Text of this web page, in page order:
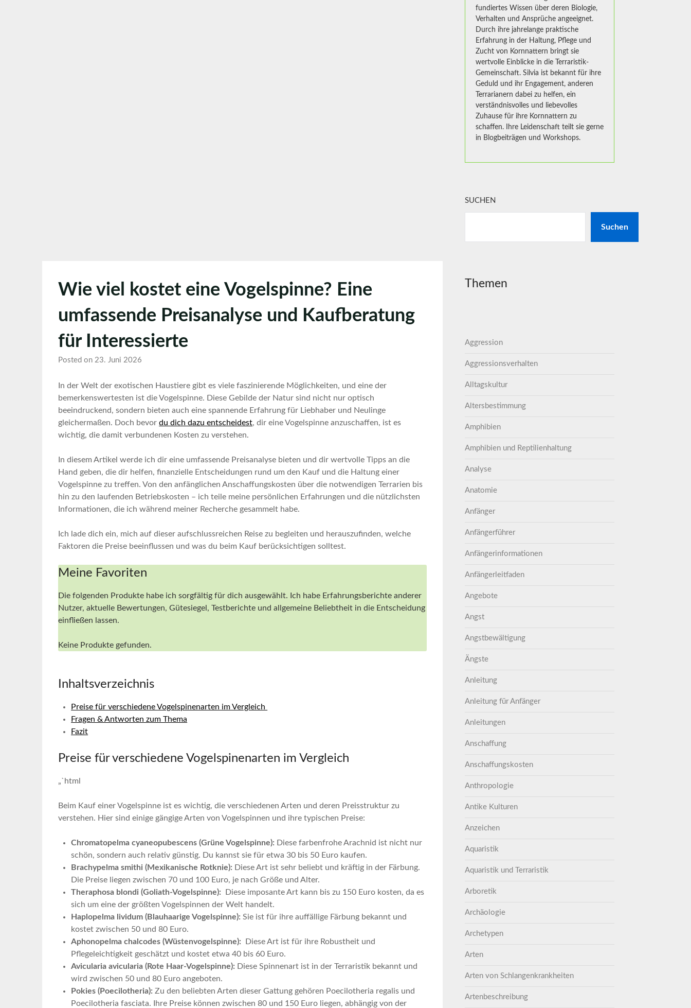
Wie viel kostet eine Vogelspinne? Eine
umfassende Preisanalyse und Kaufberatung
für Interessierte
Posted on 23. Juni 2026
In der Welt der exotischen Haustiere gibt es⁣ viele faszinierende Möglichkeiten, und ‌eine der
bemerkenswertesten ist ​die⁣ Vogelspinne. Diese Gebilde der⁤ Natur ‍sind nicht nur optisch
beeindruckend, sondern bieten auch eine spannende ⁣Erfahrung für Liebhaber und Neulinge
gleichermaßen. Doch⁢ bevordu dich dazu entscheidest,‌ dir eine Vogelspinne anzuschaffen, ‍ist es
wichtig, ⁢die damit verbundenen Kosten zu⁣ verstehen.
In⁢ diesem Artikel werde ‌ich dir eine ⁣umfassende Preisanalyse bieten ⁤und⁢ dir wertvolle Tipps an die
⁣Hand geben, die dir helfen, finanzielle Entscheidungen rund um ⁤den Kauf und die Haltung​ einer
Vogelspinne zu treffen. Von​ den anfänglichen‍ Anschaffungskosten‌ über die notwendigen Terrarien bis
hin zu den ​laufenden Betriebskosten – ich teile meine persönlichen Erfahrungen ‍und die nützlichsten
Informationen, die ich⁣ während meiner⁢ Recherche ‌gesammelt habe.
Ich ​lade dich ein, mich⁢ auf ​dieser ⁤aufschlussreichen Reise⁣ zu begleiten und herauszufinden, ‌welche
Faktoren die Preise beeinflussen⁤ und was‍ du ‌beim Kauf berücksichtigen solltest.
Meine Favoriten
Die⁣ folgenden Produkte habe ich sorgfältig für ‌dich ausgewählt. Ich‌ habe⁢ Erfahrungsberichte‍ anderer ​
Nutzer, ⁢aktuelle Bewertungen, Gütesiegel, Testberichte und⁤ allgemeine⁢ Beliebtheit⁢ in die Entscheidung
einfließen lassen.
Keine Produkte gefunden.
Inhaltsverzeichnis
Preise für verschiedene‍ Vogelspinenarten im Vergleich ⁢
Fragen & Antworten ⁣zum Thema
Fazit
Preise für verschiedene Vogelspinenarten im Vergleich
„`html
Beim​ Kauf einer Vogelspinne ist‍ es wichtig, die⁣ verschiedenen⁤ Arten ⁢und ⁤deren Preisstruktur zu
verstehen. Hier sind einige ‌gängige Arten von Vogelspinnen und ihre typischen Preise:
Chromatopelma cyaneopubescens (Grüne Vogelspinne): Diese farbenfrohe ⁣Arachnid ‌ist⁢ nicht nur
schön, sondern auch⁣ relativ ⁢günstig. Du kannst sie für etwa‌ 30 bis ⁢50 Euro kaufen.
Brachypelma smithi (Mexikanische Rotknie): Diese ‌Art ist sehr beliebt und kräftig in der Färbung.
Die Preise ​liegen zwischen 70 und 100 Euro,⁣ je nach⁢ Größe und Alter.
Theraphosa blondi (Goliath-Vogelspinne): ⁤ Diese⁢ imposante‌ Art ⁢kann bis‌ zu ⁢150 ‌Euro kosten, da es​
sich um eine der ⁣größten Vogelspinnen der⁤ Welt ⁣handelt.
Haplopelma lividum (Blauhaarige Vogelspinne): Sie ist für⁢ ihre auffällige Färbung‌ bekannt ⁣und​
kostet zwischen ⁣50 und‍ 80 Euro.
Aphonopelma chalcodes (Wüstenvogelspinne): ‍ Diese Art ist⁣ für ihre Robustheit‍ und
Pflegeleichtigkeit geschätzt und kostet ‍etwa 40 bis 60 Euro.
Avicularia avicularia ⁤(Rote Haar-Vogelspinne): Diese ⁤Spinnenart ‍ist in der ⁤Terraristik bekannt ⁤und
wird ⁢zwischen 50‌ und 80 ⁢Euro ⁢angeboten.
Pokies (Poecilotheria): Zu den⁢ beliebten Arten dieser Gattung ⁤gehören Poecilotheria​ regalis und​
Poecilotheria fasciata. Ihre ⁢Preise können zwischen 80 und 150 Euro liegen,⁢ abhängig von der
fundiertes Wissen über deren Biologie,
Verhalten und Ansprüche angeeignet.
Durch ihre jahrelange praktische
Erfahrung in der Haltung, Pflege und
Zucht von Kornnattern bringt sie
wertvolle Einblicke in die Terraristik-
Gemeinschaft. Silvia ist bekannt für ihre
Geduld und ihr Engagement, anderen
Terrarianern dabei zu helfen, ein
verständnisvolles und liebevolles
Zuhause für ihre Kornnattern zu
schaffen. Ihre Leidenschaft teilt sie gerne
in Blogbeiträgen und Workshops.
SUCHEN
Suchen
Themen
Aggression
Aggressionsverhalten
Alltagskultur
Altersbestimmung
Amphibien
Amphibien und Reptilienhaltung
Analyse
Anatomie
Anfänger
Anfängerführer
Anfängerinformationen
Anfängerleitfaden
Angebote
Angst
Angstbewältigung
Ängste
Anleitung
Anleitung für Anfänger
Anleitungen
Anschaffung
Anschaffungskosten
Anthropologie
Antike Kulturen
Anzeichen
Aquaristik
Aquaristik und Terraristik
Arboretik
Archäologie
Archetypen
Arten
Arten von Schlangenkrankheiten
Artenbeschreibung